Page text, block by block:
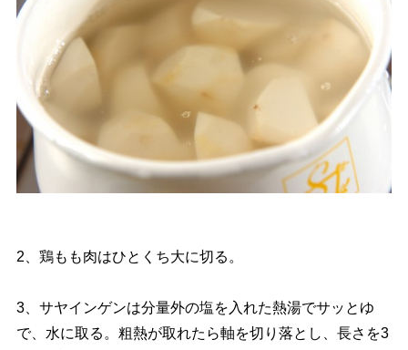
2、鶏もも肉はひとくち大に切る。
3、サヤインゲンは分量外の塩を入れた熱湯でサッとゆ
で、水に取る。粗熱が取れたら軸を切り落とし、長さを3